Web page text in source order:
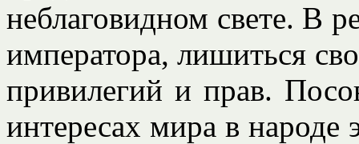
неблаговидном свете. В
императора, лишиться
привилегий и прав.
интересах мира в народе